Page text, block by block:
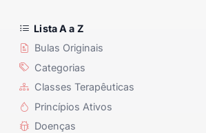
Lista A a Z
Bulas Originais
Categorias
Classes Terapêuticas
Princípios Ativos
Doenças